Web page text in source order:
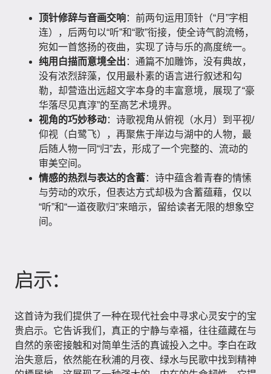
顶针修辞与音画交响：前两句运用顶针（“月”字相
连），后两句以“听”和“歌”衔接，使全诗气韵流畅，
宛如一首悠扬的夜曲，实现了诗与乐的高度统一。
纯用白描而意境全出 ：通篇不加雕饰，没有典故，
没有浓烈辞藻，仅用最朴素的语言进行叙述和勾
勒，却营造出远超文字本身的丰富意境，展现了“豪
华落尽见真淳”的至高艺术境界。
视角的巧妙移动：诗歌视角从俯视（水月）到平视/
仰视（白鹭飞），再聚焦于岸边与湖中的人物，最
后随人物一同“归”去，形成了一个完整的、流动的
审美空间。
情感的热烈与表达的含蓄：诗中蕴含着青春的情愫
与劳动的欢乐，但表达方式却极为含蓄蕴藉，仅以
“听”和“一道夜歌归”来暗示，留给读者无限的想象空
间。
启示：
这首诗为我们提供了一种在现代社会中寻求心灵安宁的宝
贵启示。它告诉我们，真正的宁静与幸福，往往蕴藏在与
自然的亲密接触和对简单生活的真诚投入之中。李白在政
治失意后，依然能在秋浦的月夜、绿水与民歌中找到精神